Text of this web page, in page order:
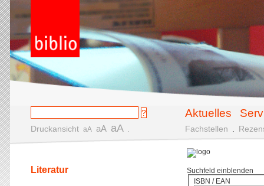
Aktuelles
Druckansicht aA aA aA Fachstellen
Suchfeld einblenden
ISBN / EAN
Literatur